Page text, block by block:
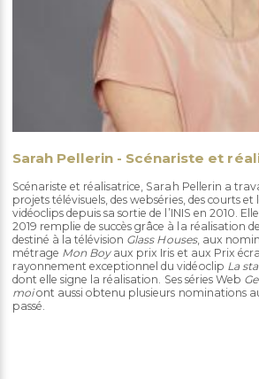
Sarah Pellerin - Scénariste et
Scénariste et réalisatrice, Sarah Pellerin a
projets télévisuels, des webséries, des courts
vidéoclips depuis sa sortie de l’INIS en 2010.
2019 remplie de succès grâce à la réalisation
destiné à la télévision Glass Houses, aux
métrage Mon Boyaux prix Iris et aux Prix
rayonnement exceptionnel du vidéoclip La
dont elle signe la réalisation. Ses séries Web
moiont aussi obtenu plusieurs nominations
passé.